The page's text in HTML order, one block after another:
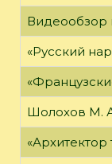
Видеообзор
«Русский
Шолохов М.
«Архитектор